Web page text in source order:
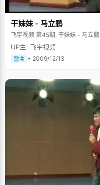
干妹妹 - 马立鹏
飞宇视频 第45期, 干妹妹 - 马立鹏
UP主: 飞宇视频
歌曲 • 2009/12/13